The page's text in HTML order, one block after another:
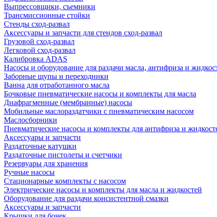
Выпрессовщики, съемники
Трансмиссионные стойки
Стенды сход-развал
Аксессуары и запчасти для стендов сход-развал
Грузовой сход-развал
Легковой сход-развал
Калибровка ADAS
Насосы и оборудование для раздачи масла, антифриза и
Заборные щупы и переходники
Ванна для отработанного масла
Бочковые пневматические насосы и комплекты для масла
Диафрагменные (мембранные) насосы
Мобильные маслораздатчики с пневматическим насосом
Маслосборники
Пневматические насосы и комплекты для антифриза и
Аксессуары и запчасти
Раздаточные катушки
Раздаточные пистолеты и счетчики
Резервуары для хранения
Ручные насосы
Стационарные комплекты с насосом
Электрические насосы и комплекты для масла и жидкостей
Оборудование для раздачи консистентной смазки
Аксессуары и запчасти